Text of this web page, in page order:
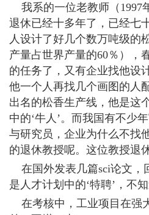
我系的一位老教师（1997
退休已经十多年了，已经七
人设计了好几个数万吨级的
产量占世界产量的60％），
的任务了，又有企业找他设
他一个人再找几个画图的人
出名的松香生产线，他是这
中的‘牛人’。而我国有不少
与研究员，企业为什么不找
的退休教授呢。这位教授退
在国外发表几篇sci论文，
是人才计划中的‘特聘’，不
在考核中，工业项目在强